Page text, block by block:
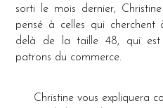
sorti le mois dernier,
pensé à celles qui
delà de la taille 48, qui est
patrons du commerce.
Christine vous expliquera